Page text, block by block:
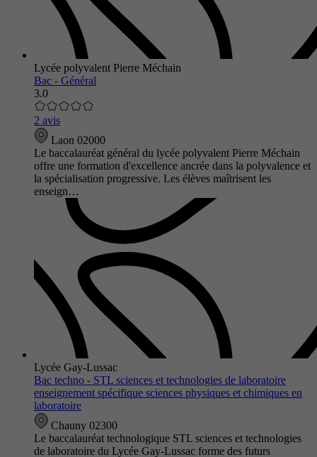
Lycée polyvalent Pierre Méchain
Bac - Général
3.0
2 avis
Laon 02000
Le baccalauréat général du lycée polyvalent Pierre Méchain
offre une formation d'excellence ancrée dans la polyvalence et
la spécialisation progressive. Les élèves maîtrisent les
enseign…
Lycée Gay-Lussac
Bac techno - STL sciences et technologies de laboratoire
enseignement spécifique sciences physiques et chimiques en
laboratoire
Chauny 02300
Le baccalauréat technologique STL sciences et technologies
de laboratoire du Lycée Gay-Lussac forme des futurs